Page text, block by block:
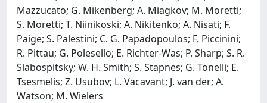
Mazzucato; G. Mikenberg; A. Miagkov; M. Moretti;
S. Moretti; T. Niinikoski; A. Nikitenko; A. Nisati; F.
Paige; S. Palestini; C. G. Papadopoulos; F. Piccinini;
R. Pittau; G. Polesello; E. Richter-Was; P. Sharp; S. R.
Slabospitsky; W. H. Smith; S. Stapnes; G. Tonelli; E.
Tsesmelis; Z. Usubov; L. Vacavant; J. van der; A.
Watson; M. Wielers